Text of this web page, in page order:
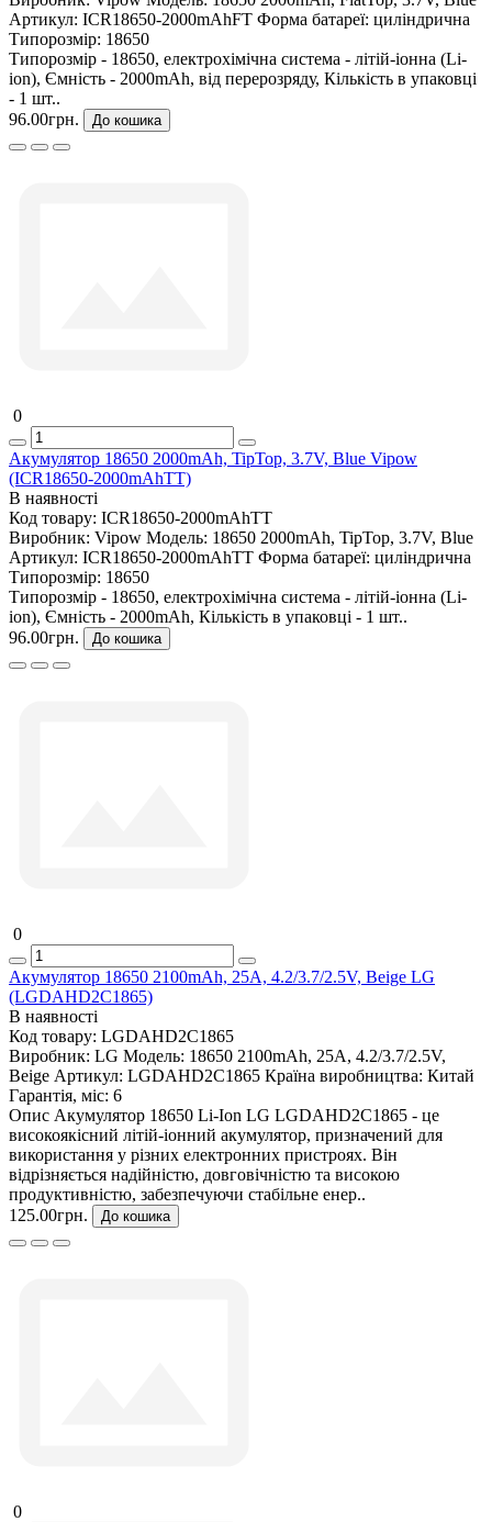
Артикул: ICR18650-2000mAhFT Форма батареї: циліндрична
Типорозмір: 18650
Типорозмір - 18650, електрохімічна система - літій-іонна (Li-
ion), Ємність - 2000mAh, від перерозряду, Кількість в упаковці
- 1 шт..
96.00грн.
До кошика
0
Акумулятор 18650 2000mAh, TipTop, 3.7V, Blue Vipow
(ICR18650-2000mAhTT)
В наявності
Код товару: ICR18650-2000mAhTT
Виробник: Vipow Модель: 18650 2000mAh, TipTop, 3.7V, Blue
Артикул: ICR18650-2000mAhTT Форма батареї: циліндрична
Типорозмір: 18650
Типорозмір - 18650, електрохімічна система - літій-іонна (Li-
ion), Ємність - 2000mAh, Кількість в упаковці - 1 шт..
96.00грн.
До кошика
0
Акумулятор 18650 2100mAh, 25A, 4.2/3.7/2.5V, Beige LG
(LGDAHD2C1865)
В наявності
Код товару: LGDAHD2C1865
Виробник: LG Модель: 18650 2100mAh, 25A, 4.2/3.7/2.5V,
Beige Артикул: LGDAHD2C1865 Країна виробництва: Китай
Гарантія, міс: 6
Опис Акумулятор 18650 Li-Ion LG LGDAHD2C1865 - це
високоякісний літій-іонний акумулятор, призначений для
використання у різних електронних пристроях. Він
відрізняється надійністю, довговічністю та високою
продуктивністю, забезпечуючи стабільне енер..
125.00грн.
До кошика
0